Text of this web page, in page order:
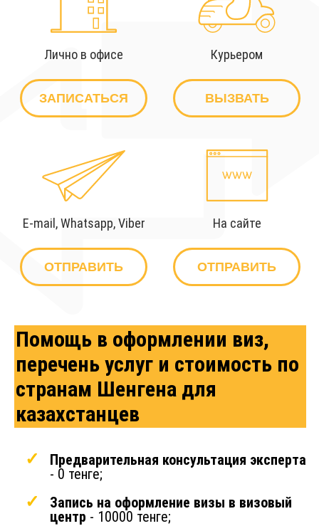
Лично в офисе Курьером
E-mail, Whatsapp, Viber На сайте
Помощь в оформлении виз,
перечень услуг и стоимость по
странам Шенгена для
казахстанцев
Предварительная консультация эксперта
- 0 тенге;
Запись на оформление визы в визовый
центр - 10000 тенге;